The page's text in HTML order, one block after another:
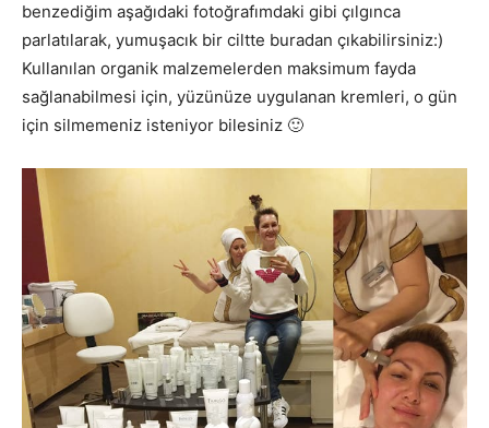
benzediğim aşağıdaki fotoğrafımdaki gibi çılgınca
parlatılarak, yumuşacık bir ciltte buradan çıkabilirsiniz:)
Kullanılan organik malzemelerden maksimum fayda
sağlanabilmesi için, yüzünüze uygulanan kremleri, o gün
için silmemeniz isteniyor bilesiniz 🙂